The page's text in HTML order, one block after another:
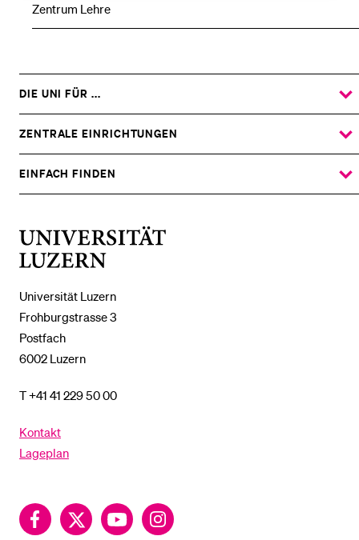
Zentrum Lehre
Universität Luzern
Frohburgstrasse 3
Postfach
6002 Luzern
T +41 41 229 50 00
Kontakt
Lageplan
FacebookTwitter YouTubeInstagram
DIE UNI FÜR ...
DAS
UNTERMENÜ
ZENTRALE EINRICHTUNGEN
DAS
UNTERMENÜ
EINFACH FINDEN
DAS